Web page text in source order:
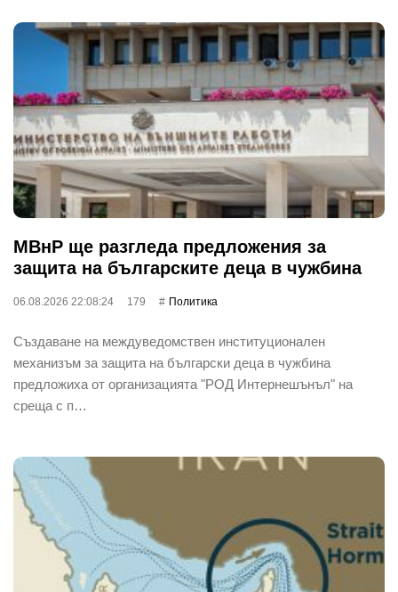
МВнР ще разгледа предложения за
защита на българските деца в чужбина
06.08.2026 22:08:24 179 Политика
Създаване на междуведомствен институционален
механизъм за защита на български деца в чужбина
предложиха от организацията "РОД Интернешънъл" на
среща с п…